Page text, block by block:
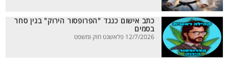
כתב אישום כנגד "הפרופסור הירוק" בגין סחר
בסמים
12/7/2026 פלאשנט חוק ומשפט